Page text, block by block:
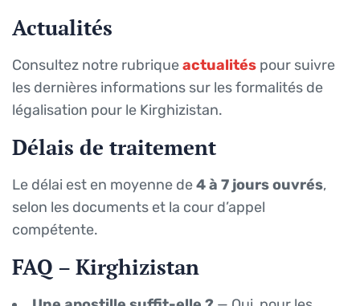
Actualités
Consultez notre rubriqueactualités pour suivre
les dernières informations sur les formalités de
légalisation pour le Kirghizistan.
Délais de traitement
Le délai est en moyenne de4 à 7 jours ouvrés,
selon les documents et la cour d’appel
compétente.
FAQ – Kirghizistan